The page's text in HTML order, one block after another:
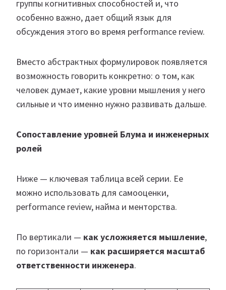
группы когнитивных способностей и, что
особенно важно, дает общий язык для
обсуждения этого во время performance review.
Вместо абстрактных формулировок появляется
возможность говорить конкретно: о том, как
человек думает, какие уровни мышления у него
сильные и что именно нужно развивать дальше.
Сопоставление уровней Блума и инженерных
ролей
Ниже — ключевая таблица всей серии. Ее
можно использовать для самооценки,
performance review, найма и менторства.
По вертикали — как усложняется мышление,
по горизонтали — как расширяется масштаб
ответственности инженера.